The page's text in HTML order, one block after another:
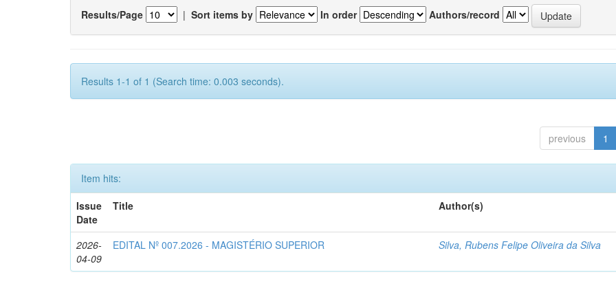
Results/Page | Sort items by In order Authors/record
Results 1-1 of 1 (Search time: 0.003 seconds).
previous 1
Item hits:
Issue
Date
Title Author(s)
2026-
04-09
EDITAL Nº 007.2026 - MAGISTÉRIO SUPERIOR Silva, Rubens Felipe Oliveira da Silva